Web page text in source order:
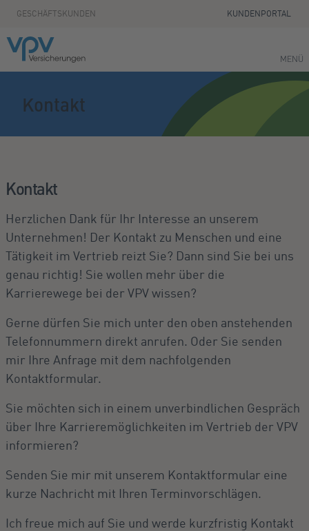
Zum Seiteninhalt springen
GESCHÄFTSKUNDEN KUNDENPORTAL
MENÜ
Kontakt
Kontakt
Herzlichen Dank für Ihr Interesse an unserem
Unternehmen! Der Kontakt zu Menschen und eine
Tätigkeit im Vertrieb reizt Sie? Dann sind Sie bei uns
genau richtig! Sie wollen mehr über die
Karrierewege bei der VPV wissen?
Gerne dürfen Sie mich unter den oben anstehenden
Telefonnummern direkt anrufen. Oder Sie senden
mir Ihre Anfrage mit dem nachfolgenden
Kontaktformular.
Sie möchten sich in einem unverbindlichen Gespräch
über Ihre Karrieremöglichkeiten im Vertrieb der VPV
informieren?
Senden Sie mir mit unserem Kontaktformular eine
kurze Nachricht mit Ihren Terminvorschlägen.
Ich freue mich auf Sie und werde kurzfristig Kontakt